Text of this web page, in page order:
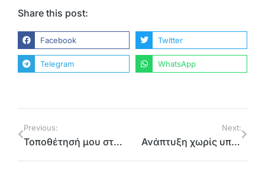
Share this post:
Facebook Twitter
Telegram WhatsApp
Previous:
Τοποθέτησή μου στον τηλεοπτικό σταθμό OPEN
Next:
Ανάπτυξη χωρίς υποδομές